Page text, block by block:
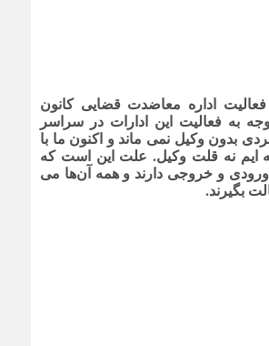
اداره معاضدت قضایی کانون
به فعالیت این ادارات در سراسر
بدون وکیل نمی ماند و اکنون ما با
ایم نه قلت وکیل. علت این است که
و خروجی دارند و همه آن‌ها می
بگیرند.